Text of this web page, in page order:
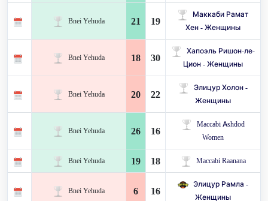
Bnei Yehuda 21 19
Маккаби Рамат
Хен - Женщины
Bnei Yehuda 18 30
Хапоэль Ришон-ле-
Цион - Женщины
Bnei Yehuda 20 22
Элицур Холон -
Женщины
Bnei Yehuda 26 16
Maccabi Ashdod
Women
Bnei Yehuda 19 18 Maccabi Raanana
Bnei Yehuda 6 16
Элицур Рамла -
Женщины